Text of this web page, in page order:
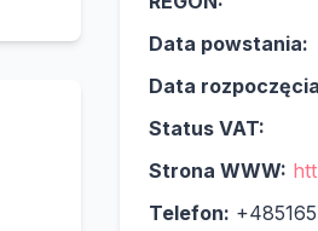
Data powstania:
Data
Status VAT:
Strona WWW:
Telefon: